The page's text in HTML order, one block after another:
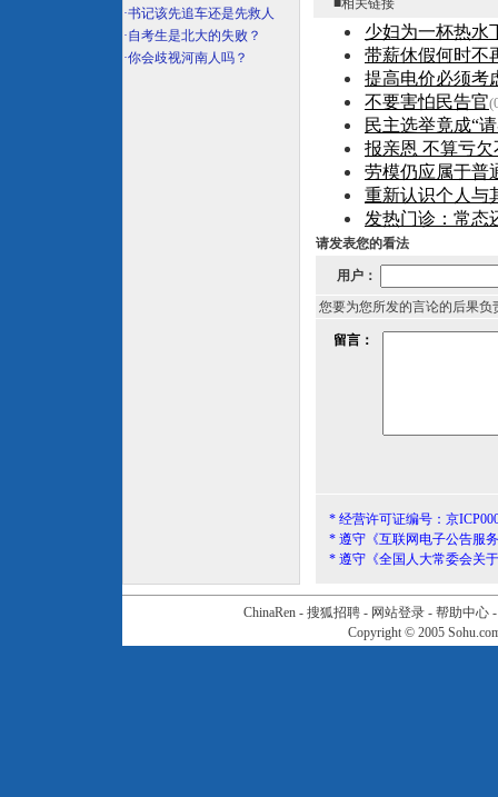
·书记该先追车还是先救人
·自考生是北大的失败？
·你会歧视河南人吗？
■相关链接
少妇为一杯热水
带薪休假何时不
提高电价必须考
不要害怕民告官
民主选举竟成“
报亲恩 不算亏
劳模仍应属于普
重新认识个人与
发热门诊：常态
请发表您的看法
用户：
您要为您所发的言论的后果
留言：
* 经营许可证编号：京
* 遵守《互联网电子公告服
* 遵守《全国人大常委会关
ChinaRen - 搜狐招聘 - 网站登录 - 帮助中心
Copyright © 2005